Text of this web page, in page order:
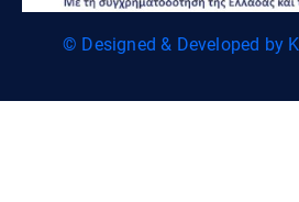
© Designed & Developed by